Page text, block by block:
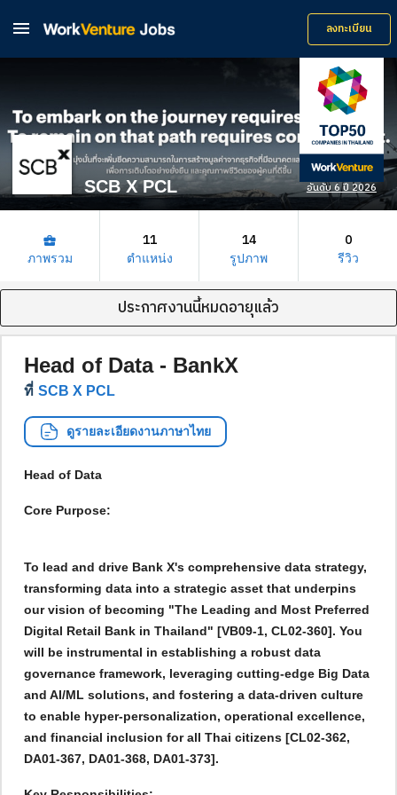
 ลงทะเบียน
อันดับ 6 ปี 2026
SCB X PCL
business_center
ภาพรวม
11
ตำแหน่ง
14
รูปภาพ
0
รีวิว
ประกาศงานนี้หมดอายุแล้ว
Head of Data - BankX
ที่ SCB X PCL
ดูรายละเอียดงานภาษาไทย
Head of Data
Core Purpose:
To lead and drive Bank X's comprehensive data strategy,
transforming data into a strategic asset that underpins
our vision of becoming "The Leading and Most Preferred
Digital Retail Bank in Thailand" [VB09-1, CL02-360]. You
will be instrumental in establishing a robust data
governance framework, leveraging cutting-edge Big Data
and AI/ML solutions, and fostering a data-driven culture
to enable hyper-personalization, operational excellence,
and financial inclusion for all Thai citizens [CL02-362,
DA01-367, DA01-368, DA01-373].